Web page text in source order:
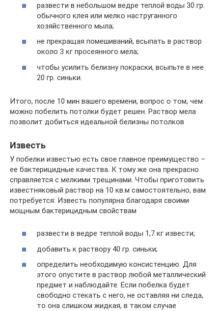
развести в небольшом ведре теплой воды 30 гр.
обычного клея или мелко наструганного
хозяйственного мыла;
не прекращая помешиваний, всыпать в раствор
около 3 кг просеянного мела;
чтобы усилить белизну покраски, всыпьте в нее
20 гр. синьки.
Итого, после 10 мин вашего времени, вопрос о том, чем
можно побелить потолки будет решен. Раствор мела
позволит добиться идеальной белизны потолков
Известь
У побелки известью есть свое главное преимущество –
ее бактерицидные качества. К тому же она прекрасно
справляется с мелкими трещинами. Чтобы приготовить
известняковый раствор на 10 кв.м самостоятельно, вам
потребуется: Известь популярна благодаря своими
мощным бактерицидным свойствам
развести в ведре теплой воды 1,7 кг извести;
добавить к раствору 40 гр. синьки;
определить необходимую консистенцию. Для
этого опустите в раствор любой металлический
предмет и наблюдайте. Если побелка будет
свободно стекать с него, не оставляя ни следа,
то она слишком жидкая, в таком случае